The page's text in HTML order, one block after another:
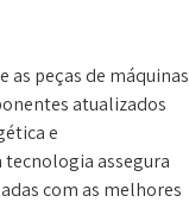
as peças de máquinas
atualizados
e
assegura
com as melhores